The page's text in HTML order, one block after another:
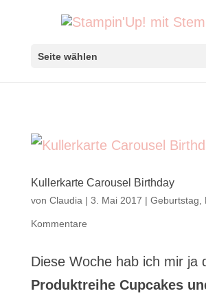
Seite wählen
Kullerkarte Carousel Birthday
von Claudia | 3. Mai 2017 | Geburtstag
Kommentare
Diese Woche hab ich mir ja
Produktreihe Cupcakes